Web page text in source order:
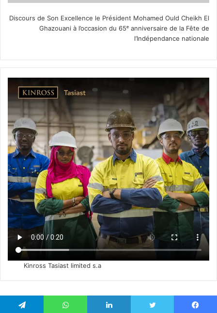
Discours de Son Excellence le Président Mohamed Ould Cheikh El
Ghazouani à l’occasion du 65ᵉ anniversaire de la Fête de
l’Indépendance nationale
Kinross Tasiast limited s.a